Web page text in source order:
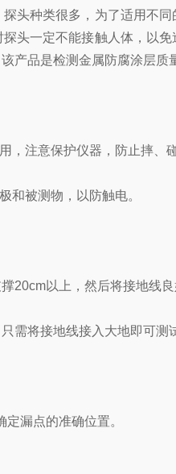
种类很多，为了适用不
头一定不能接触人体，以
产品是检测金属防腐涂层质
注意保护仪器，防止摔、
被测物，以防触电。
以上，然后将接地线良
将接地线接入大地即可测
漏点的准确位置。